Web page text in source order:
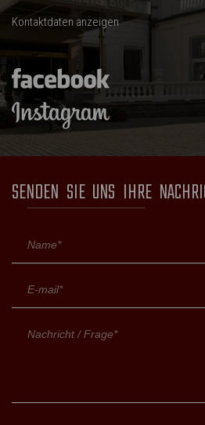
Kontaktdaten anzeigen
SENDEN SIE UNS IHRE